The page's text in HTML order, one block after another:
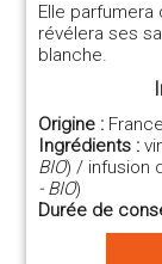
Elle
révélera ses
blanche.
Origine : France
Ingrédients :
BIO) / infusion
- BIO)
Durée de